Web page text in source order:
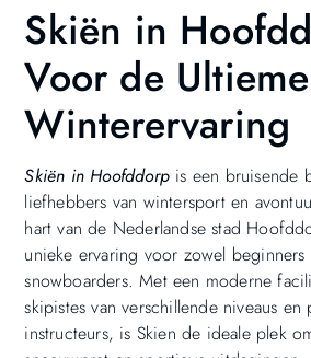
Skiën in
Voor de Ultieme
Winterervaring
Skiën in Hoofddorp is een bruisende
liefhebbers van wintersport en
hart van de Nederlandse stad
unieke ervaring voor zowel beginners
snowboarders. Met een moderne
skipistes van verschillende niveaus en
instructeurs, is Skien de ideale plek